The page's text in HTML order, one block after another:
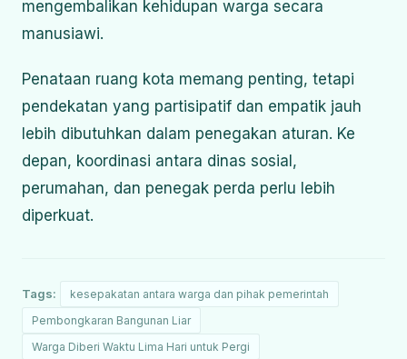
mengembalikan kehidupan warga secara
manusiawi.
Penataan ruang kota memang penting, tetapi
pendekatan yang partisipatif dan empatik jauh
lebih dibutuhkan dalam penegakan aturan. Ke
depan, koordinasi antara dinas sosial,
perumahan, dan penegak perda perlu lebih
diperkuat.
Tags:
kesepakatan antara warga dan pihak pemerintah
Pembongkaran Bangunan Liar
Warga Diberi Waktu Lima Hari untuk Pergi